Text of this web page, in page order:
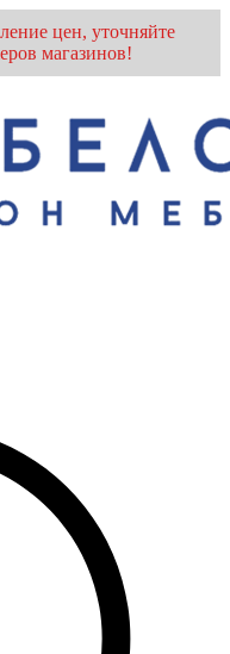
цен, уточняйте
магазинов!